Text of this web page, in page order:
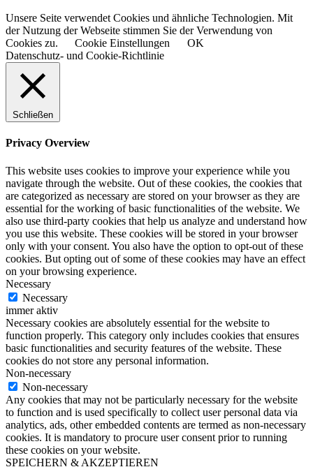
Unsere Seite verwendet Cookies und ähnliche Technologien. Mit
der Nutzung der Webseite stimmen Sie der Verwendung von
Cookies zu.
Cookie Einstellungen
OK
Datenschutz- und Cookie-Richtlinie
Schließen
Privacy Overview
This website uses cookies to improve your experience while you
navigate through the website. Out of these cookies, the cookies that
are categorized as necessary are stored on your browser as they are
essential for the working of basic functionalities of the website. We
also use third-party cookies that help us analyze and understand how
you use this website. These cookies will be stored in your browser
only with your consent. You also have the option to opt-out of these
cookies. But opting out of some of these cookies may have an effect
on your browsing experience.
Necessary
Necessary
immer aktiv
Necessary cookies are absolutely essential for the website to
function properly. This category only includes cookies that ensures
basic functionalities and security features of the website. These
cookies do not store any personal information.
Non-necessary
Non-necessary
Any cookies that may not be particularly necessary for the website
to function and is used specifically to collect user personal data via
analytics, ads, other embedded contents are termed as non-necessary
cookies. It is mandatory to procure user consent prior to running
these cookies on your website.
SPEICHERN & AKZEPTIEREN